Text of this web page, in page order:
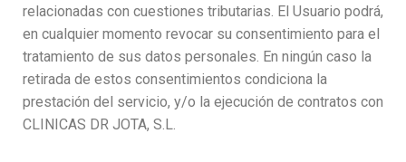
relacionadas con cuestiones tributarias. El Usuario podrá,
en cualquier momento revocar su consentimiento para el
tratamiento de sus datos personales. En ningún caso la
retirada de estos consentimientos condiciona la
prestación del servicio, y/o la ejecución de contratos con
CLINICAS DR JOTA, S.L.